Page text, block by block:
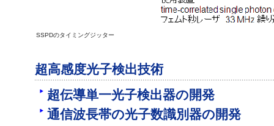
SSPDのタイミングジッター
超高感度光子検出技術
超伝導単一光子検出器の開発
通信波長帯の光子数識別器の開発